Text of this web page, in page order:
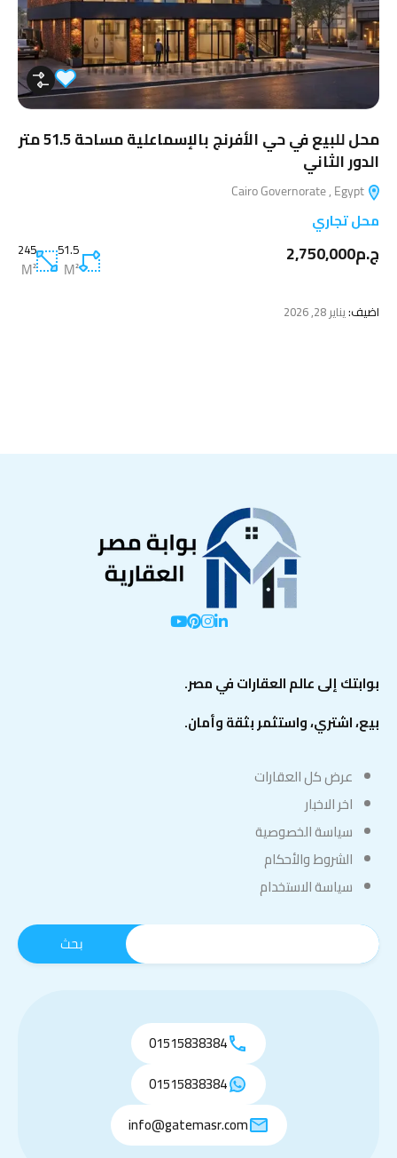
محل للبيع في حي الأفرنج بالإسماعلية مساحة 51.5 متر
الدور الثاني
محل تجاري
ج.م2,750,000 51.5
M²
245
M²
اضيف:يناير 28, 2026
بوابتك إلى عالم العقارات في مصر.
بيع، اشتري، واستثمر بثقة وأمان.
عرض كل العقارات
اخر الاخبار
سياسة الخصوصية
الشروط والأحكام
سياسة الاستخدام
01515838384
01515838384
info@gatemasr.com